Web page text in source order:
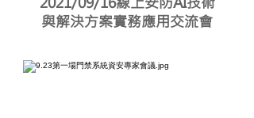
與解決方案實務應用交流會